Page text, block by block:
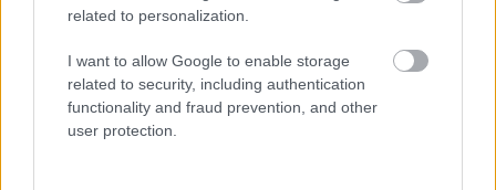
related to personalization.
I want to allow Google to enable storage
related to security, including authentication
functionality and fraud prevention, and other
user protection.